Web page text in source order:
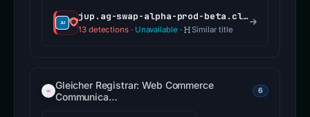
jup.ag-swap-alpha-prod-beta.cloud
13 detections· Unavailable · Similar title
Gleicher Registrar: Web Commerce
Communica…
6